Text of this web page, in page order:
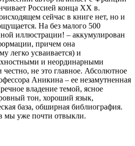
Россией конца XX в.
сейчас в книге нет, но и
На без малого 500
иллюстрации! – аккумулирован
причем она
легко усваивается) и
и неординарными
не это главное. Абсолютное
Аникина – ее незамутненная
владение темой, ясное
тон, хороший язык,
база, обширная библиография.
мы уже почти отвыкли.